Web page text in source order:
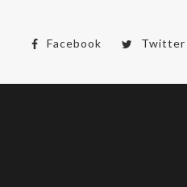
Facebook Twitter